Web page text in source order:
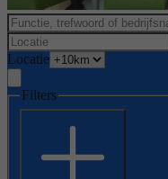
Locatie
Filters